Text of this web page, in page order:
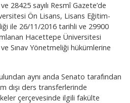
28425 sayılı Resmî Gazete’de
Ön Lisans, Lisans Eğitim-
ile 26/11/2016 tarihli ve 29900
Hacettepe Üniversitesi
Sınav Yönetmeliği hükümlerine
aynı anda Senato tarafından
dışı ders transferlerinde
çerçevesinde ilgili fakülte